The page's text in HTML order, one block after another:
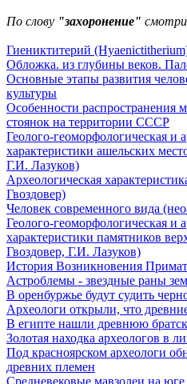
По слову "захоронение"
Гиениктитерий
Обложка. из глубины веков.
Основные этапы развития
культуры
Особенности распространения
стоянок на территории СССР
Геолого-геоморфологическая и
характеристики ашельских
Г.И. Лазуков)
Археологическая
Гвоздовер)
Человек современного вида
Геолого-геоморфологическая и
характеристики памятников
Гвоздовер, Г.И. Лазуков)
История Возникновения
Астроблемы - звездные раны
В оренбуржье будут судить
Археологи открыли, что
В египте нашли древнюю
Золотая находка археологов в
Под красноярском археологи
древних племен
Средневековые мавзолеи на